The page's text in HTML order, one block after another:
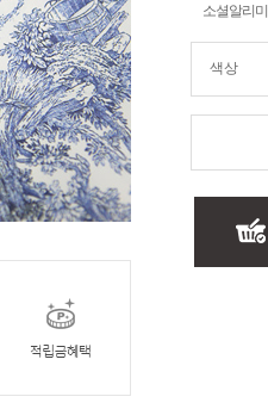
소셜알리미
색상